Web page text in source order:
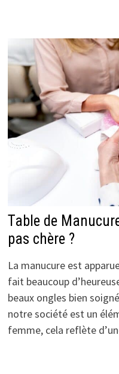
Table de
pas chère ?
La manucure est
fait beaucoup
beaux ongles bien
notre société est un
femme, cela reflète